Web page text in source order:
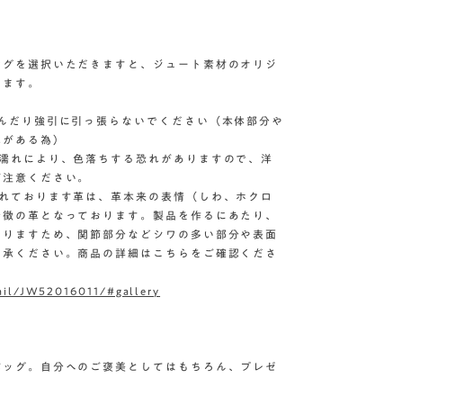
を選択いただきますと、ジュート素材のオリジ
す。
だり強引に引っ張らないでください（本体部分や
ある為）
れにより、色落ちする恐れがありますので、洋
意ください。
ております革は、革本来の表情（しわ、ホクロ
の革となっております。製品を作るにあたり、
ますため、関節部分などシワの多い部分や表面
ください。商品の詳細はこちらをご確認くださ
JW52016011/#gallery
グ。自分へのご褒美としてはもちろん、プレゼ